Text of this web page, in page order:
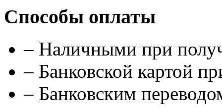
Способы оплаты
– Наличными при
– Банковской картой
– Банковским